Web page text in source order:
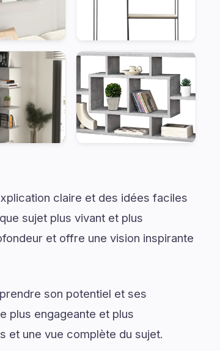
claire et des idées faciles
sujet plus vivant et plus
et offre une vision inspirante
son potentiel et ses
plus engageante et plus
et une vue complète du sujet.